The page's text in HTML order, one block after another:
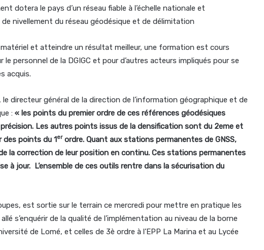
dotera le pays d’un réseau fiable à l’échelle nationale et
nivellement du réseau géodésique et de délimitation
et atteindre un résultat meilleur, une formation est cours
personnel de la DGIGC et pour d’autres acteurs impliqués pour se
acquis.
directeur général de la direction de l’information géographique et de
: « les points du premier ordre de ces références géodésiques
Les autres points issus de la densification sont du 2eme et
des points du 1erordre. Quant aux stations permanentes de GNSS,
la correction de leur position en continu. Ces stations permanentes
à jour. L’ensemble de ces outils rentre dans la sécurisation du
est sortie sur le terrain ce mercredi pour mettre en pratique les
s’enquérir de la qualité de l’implémentation au niveau de la borne
de Lomé, et celles de 3è ordre à l’EPP La Marina et au Lycée